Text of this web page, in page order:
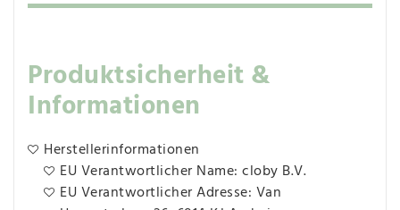
Produktsicherheit &
Informationen
Herstellerinformationen
EU Verantwortlicher Name: cloby B.V.
EU Verantwortlicher Adresse: Van